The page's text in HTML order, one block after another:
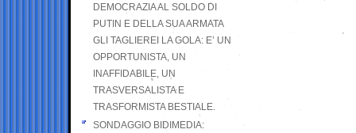
DEMOCRAZIA AL SOLDO DI
PUTIN E DELLA SUA ARMATA
GLI TAGLIEREI LA GOLA: E’ UN
OPPORTUNISTA, UN
INAFFIDABILE, UN
TRASVERSALISTA E
TRASFORMISTA BESTIALE.
SONDAGGIO BIDIMEDIA: